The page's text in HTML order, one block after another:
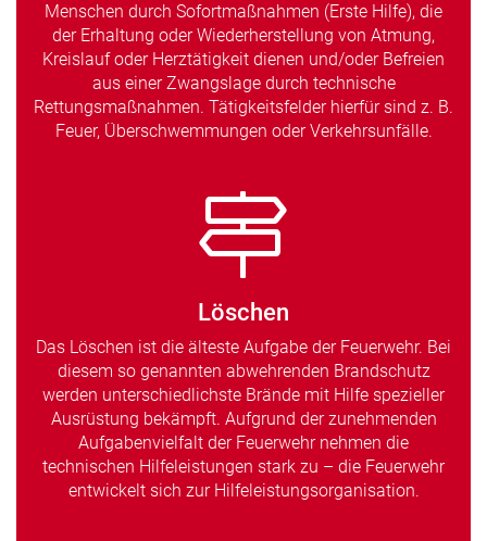
Menschen durch Sofortmaßnahmen (Erste Hilfe), die
der Erhaltung oder Wiederherstellung von Atmung,
Kreislauf oder Herztätigkeit dienen und/oder Befreien
aus einer Zwangslage durch technische
Rettungsmaßnahmen. Tätigkeitsfelder hierfür sind z. B.
Feuer, Überschwemmungen oder Verkehrsunfälle.
Löschen
Das Löschen ist die älteste Aufgabe der Feuerwehr. Bei
diesem so genannten abwehrenden Brandschutz
werden unterschiedlichste Brände mit Hilfe spezieller
Ausrüstung bekämpft. Aufgrund der zunehmenden
Aufgabenvielfalt der Feuerwehr nehmen die
technischen Hilfeleistungen stark zu – die Feuerwehr
entwickelt sich zur Hilfeleistungsorganisation.